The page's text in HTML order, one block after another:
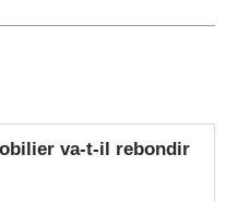
va-t-il rebondir